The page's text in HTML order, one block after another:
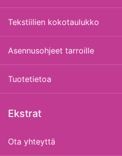
Tekstiilien kokotaulukko
Asennusohjeet tarroille
Tuotetietoa
Ekstrat
Ota yhteyttä